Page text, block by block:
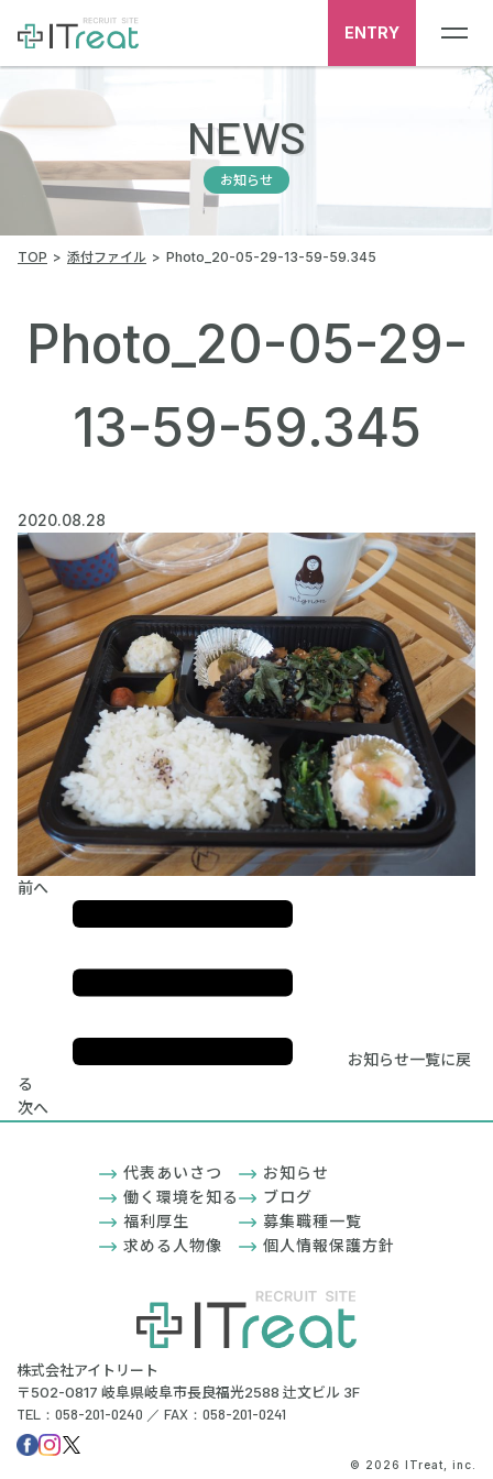
ENTRY
NEWS
お知らせ
TOP 添付ファイル Photo_20-05-29-13-59-59.345
Photo_20-05-29-
13-59-59.345
2020.08.28
前へ
お知らせ一覧に戻
る
次へ
株式会社アイトリート
〒502-0817 岐阜県岐阜市長良福光2588 辻文ビル 3F
TEL：058-201-0240 ／ FAX：058-201-0241
代表あいさつ
働く環境を知る
福利厚生
求める人物像
お知らせ
ブログ
募集職種一覧
個人情報保護方針
© 2026 ITreat, inc.